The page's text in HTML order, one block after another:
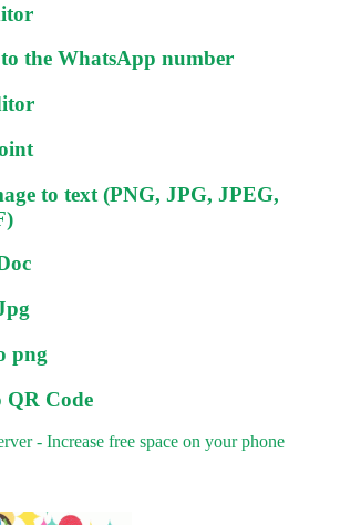
to the WhatsApp number
to text (PNG, JPG, JPEG,
png
Code
- Increase free space on your phone